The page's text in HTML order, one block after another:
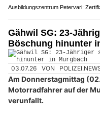
Ausbildungszentrum Petervari:
Gähwil SG: 23-
Böschung hinunter
03.07.26 VON
Am Donnerstagmittag
Motorradfahrer auf der
verunfallt.